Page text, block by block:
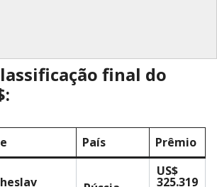
final do
País Prêmio
US$
325.319